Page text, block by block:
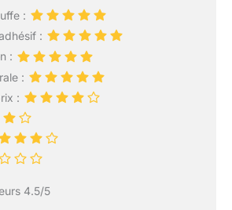
:
:
:
:
:
4.5/5